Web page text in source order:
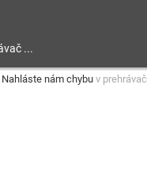
Nahláste nám chybu v